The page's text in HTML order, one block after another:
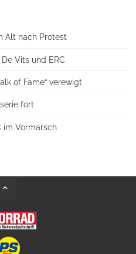
Alt nach Protest
Vits und ERC
of Fame“ verewigt
fort
im Vormarsch
Back